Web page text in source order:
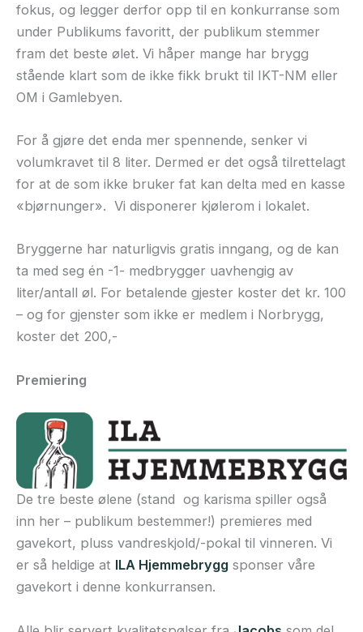
fokus, og legger derfor opp til en konkurranse som
under Publikums favoritt, der publikum stemmer
fram det beste ølet. Vi håper mange har brygg
stående klart som de ikke fikk brukt til IKT-NM eller
OM i Gamlebyen.
For å gjøre det enda mer spennende, senker vi
volumkravet til 8 liter. Dermed er det også tilrettelagt
for at de som ikke bruker fat kan delta med en kasse
«bjørnunger». Vi disponerer kjølerom i lokalet.
Bryggerne har naturligvis gratis inngang, og de kan
ta med seg én -1- medbrygger uavhengig av
liter/antall øl. For betalende gjester koster det kr. 100
– og for gjenster som ikke er medlem i Norbrygg,
koster det 200,-
Premiering
De tre beste ølene (stand og karisma spiller også
inn her – publikum bestemmer!) premieres med
gavekort, pluss vandreskjold/-pokal til vinneren. Vi
er så heldige at ILA Hjemmebrygg sponser våre
gavekort i denne konkurransen.